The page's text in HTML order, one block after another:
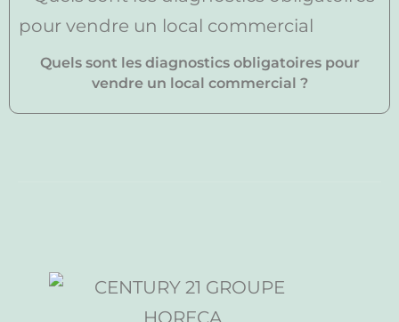
Quels sont les diagnostics obligatoires pour
vendre un local commercial ?